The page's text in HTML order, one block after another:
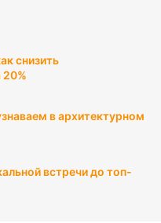
снизить
20%
в архитектурном
встречи до топ-